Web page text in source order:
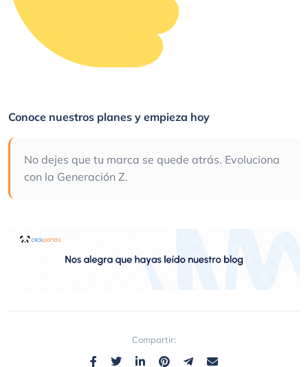
Conoce nuestros planes y empieza hoy
No dejes que tu marca se quede atrás. Evoluciona
con la Generación Z.
Compartir: